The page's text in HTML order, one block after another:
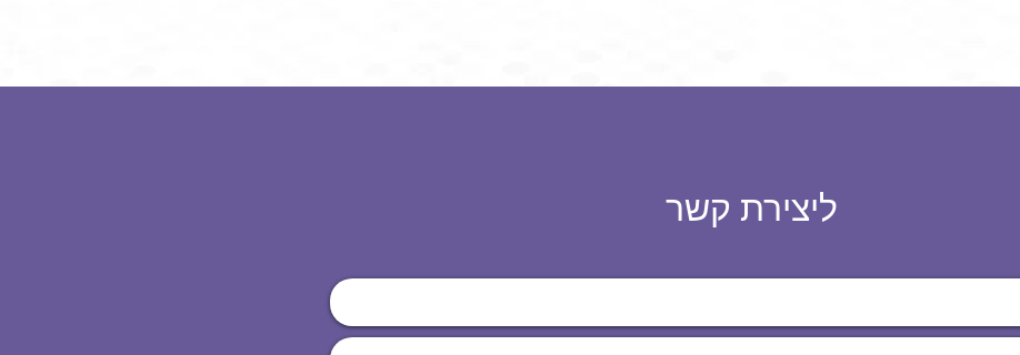
ליצירת קשר